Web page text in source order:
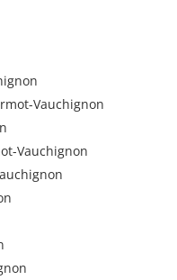
Vauchignon
Vauchignon